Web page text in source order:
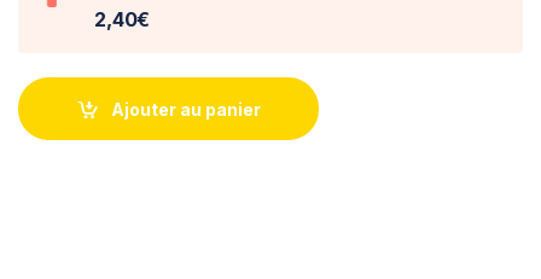
2,40€
Ajouter au panier